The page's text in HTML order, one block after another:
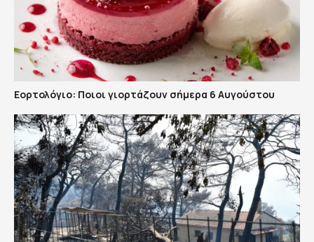
Εορτολόγιο: Ποιοι γιορτάζουν σήμερα 6 Αυγούστου